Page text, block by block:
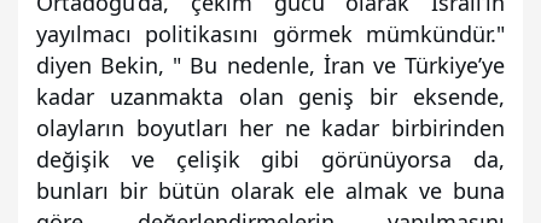
yayılmacı politikasını görmek mümkündür."
diyen Bekin, " Bu nedenle, İran ve Türkiye’ye
kadar uzanmakta olan geniş bir eksende,
olayların boyutları her ne kadar birbirinden
değişik ve çelişik gibi görünüyorsa da,
bunları bir bütün olarak ele almak ve buna